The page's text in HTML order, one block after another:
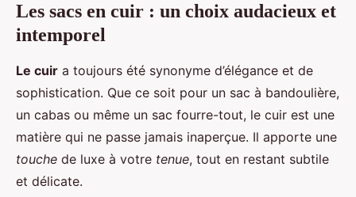
Les sacs en cuir : un choix audacieux et
intemporel
Le cuir a toujours été synonyme d’élégance et de
sophistication. Que ce soit pour un sac à bandoulière,
un cabas ou même un sac fourre-tout, le cuir est une
matière qui ne passe jamais inaperçue. Il apporte une
touche de luxe à votre tenue, tout en restant subtile
et délicate.